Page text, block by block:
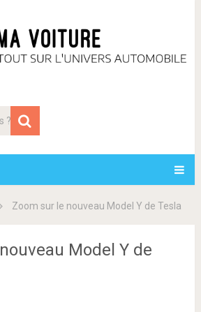
Zoom sur le nouveau Model Y de Tesla
Model Y de